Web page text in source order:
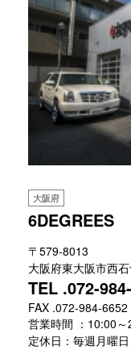
大阪府
6DEGREES
〒579-8013
大阪府東大阪市西
TEL .072-
FAX .072-984-6652
営業時間 ：10:00～
定休日：毎週月曜